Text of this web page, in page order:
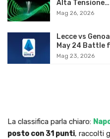
Alta Tensione…
Mag 26, 2026
Lecce vs
May 24 Battle
Mag 23, 2026
La classifica parla chiaro:
posto con 31 punti, raccolti